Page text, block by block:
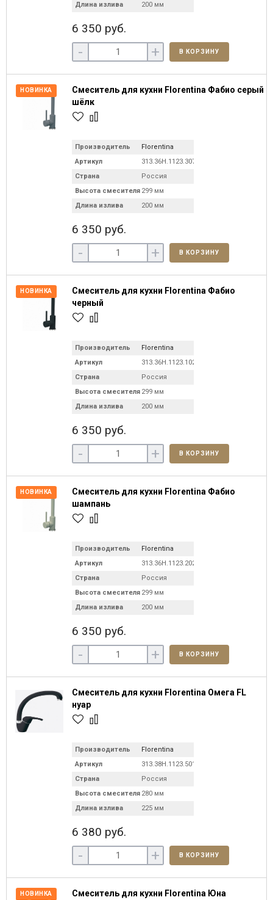
Длина излива
200 мм
6 350 руб.
- + В КОРЗИНУ
НОВИНКА
Смеситель для кухни Florentina Фабио серый
шёлк
Производитель
Florentina
Артикул
313.36H.1123.307
Страна
Россия
Высота смесителя 299 мм
Длина излива
200 мм
6 350 руб.
- + В КОРЗИНУ
НОВИНКА
Смеситель для кухни Florentina Фабио
черный
Производитель
Florentina
Артикул
313.36H.1123.102
Страна
Россия
Высота смесителя 299 мм
Длина излива
200 мм
6 350 руб.
- + В КОРЗИНУ
НОВИНКА
Смеситель для кухни Florentina Фабио
шампань
Производитель
Florentina
Артикул
313.36H.1123.202
Страна
Россия
Высота смесителя 299 мм
Длина излива
200 мм
6 350 руб.
- + В КОРЗИНУ
Смеситель для кухни Florentina Омега FL
нуар
Производитель
Florentina
Артикул
313.38H.1123.501C
Страна
Россия
Высота смесителя 280 мм
Длина излива
225 мм
6 380 руб.
- + В КОРЗИНУ
НОВИНКА
Смеситель для кухни Florentina Юна